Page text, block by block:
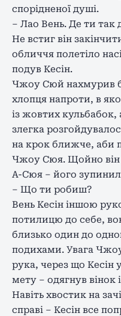
спорідненої душі.
– Лао Вень. Де ти так
Не встиг він
обличчя полетіло
подув Кесін.
Чжоу Сюй нахмурив
хлопця напроти, в
із жовтих
злегка
на крок ближче, аби
Чжоу Сюя. Щойно він
А-Сюя – його
– Що ти робиш?
Вень Кесін іншою
потилицю до себе,
близько один до
подихами. Увага
рука, через що Кесін
мету – одягнув
Навіть хвостик на
справі – Кесін все